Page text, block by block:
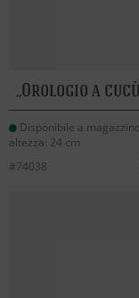
Orologio a
Disponibile a magazzino
altezza: 24 cm
#74038